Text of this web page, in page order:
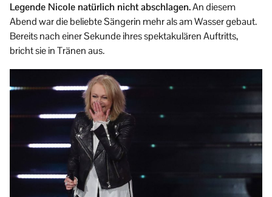
Legende Nicole natürlich nicht abschlagen.An diesem
Abend war die beliebte Sängerin mehr als am Wasser gebaut.
Bereits nach einer Sekunde ihres spektakulären Auftritts,
bricht sie in Tränen aus.